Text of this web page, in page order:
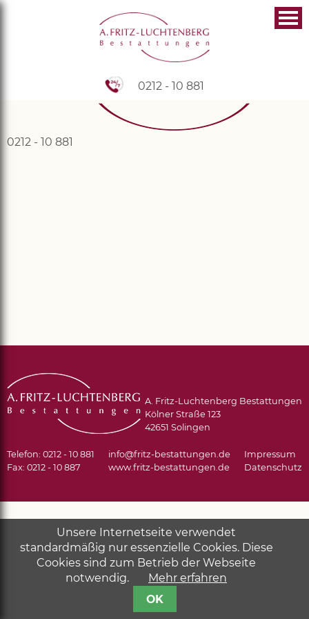
0212 - 10 881
0212 - 10 881
A. Fritz-Luchtenberg Bestattungen
Kölner Straße 123
42651 Solingen
Telefon: 0212 - 10 881
Fax: 0212 - 10 887
info@fritz-bestattungen.de
www.fritz-bestattungen.de
Impressum
Datenschutz
Unsere Internetseite verwendet
standardmäßig nur essenzielle Cookies. Diese
Cookies sind zum Betrieb der Webseite
notwendig.
Mehr erfahren
OK